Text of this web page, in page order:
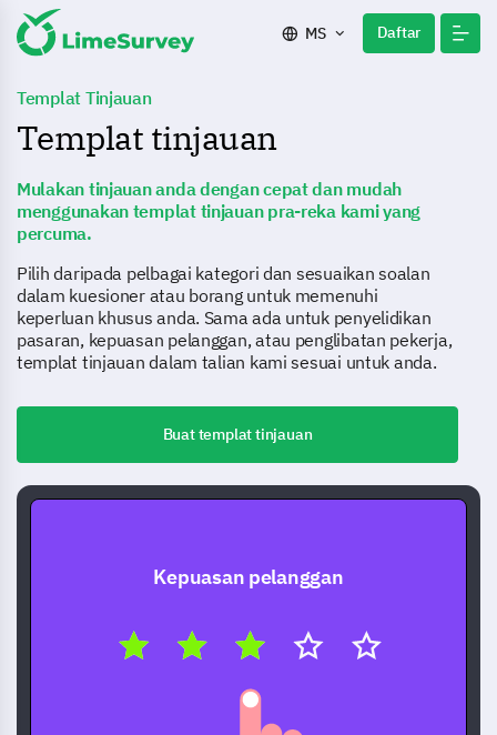
MS Daftar
Templat Tinjauan
Templat tinjauan
Mulakan tinjauan anda dengan cepat dan mudah
menggunakan templat tinjauan pra-reka kami yang
percuma.
Pilih daripada pelbagai kategori dan sesuaikan soalan
dalam kuesioner atau borang untuk memenuhi
keperluan khusus anda. Sama ada untuk penyelidikan
pasaran, kepuasan pelanggan, atau penglibatan pekerja,
templat tinjauan dalam talian kami sesuai untuk anda.
Buat templat tinjauan
Kepuasan pelanggan